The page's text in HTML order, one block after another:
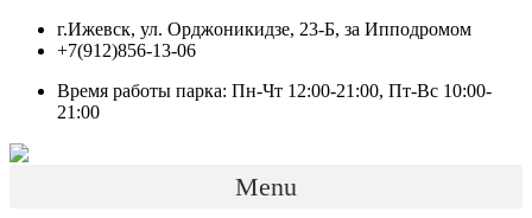
Перейтиг.Ижевск, ул. Орджоникидзе, 23-Б, за Ипподромом
+7(912)856-13-06
Время работы парка: Пн-Чт 12:00-21:00, Пт-Вс 10:00-
21:00
Menu